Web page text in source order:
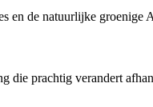
en de natuurlijke
die prachtig verandert